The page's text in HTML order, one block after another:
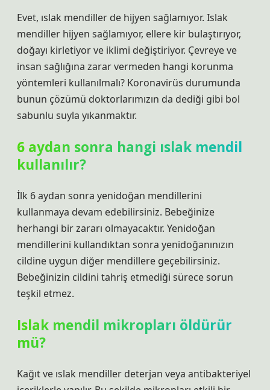
Evet, ıslak mendiller de hijyen sağlamıyor. Islak
mendiller hijyen sağlamıyor, ellere kir bulaştırıyor,
doğayı kirletiyor ve iklimi değiştiriyor. Çevreye ve
insan sağlığına zarar vermeden hangi korunma
yöntemleri kullanılmalı? Koronavirüs durumunda
bunun çözümü doktorlarımızın da dediği gibi bol
sabunlu suyla yıkanmaktır.
6 aydan sonra hangi ıslak mendil
kullanılır?
İlk 6 aydan sonra yenidoğan mendillerini
kullanmaya devam edebilirsiniz. Bebeğinize
herhangi bir zararı olmayacaktır. Yenidoğan
mendillerini kullandıktan sonra yenidoğanınızın
cildine uygun diğer mendillere geçebilirsiniz.
Bebeğinizin cildini tahriş etmediği sürece sorun
teşkil etmez.
Islak mendil mikropları öldürür
mü?
Kağıt ve ıslak mendiller deterjan veya antibakteriyel